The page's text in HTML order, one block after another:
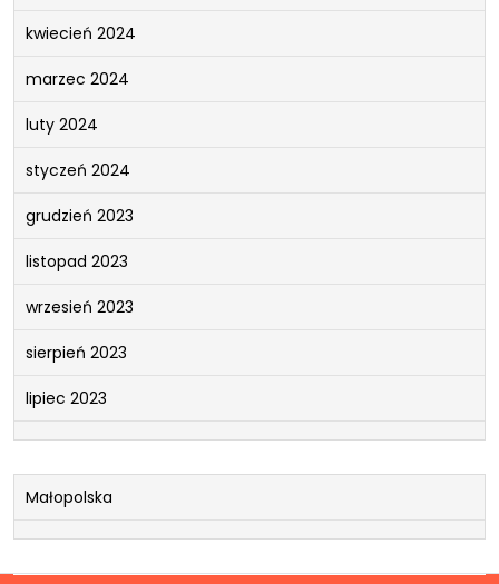
kwiecień 2024
marzec 2024
luty 2024
styczeń 2024
grudzień 2023
listopad 2023
wrzesień 2023
sierpień 2023
lipiec 2023
Małopolska